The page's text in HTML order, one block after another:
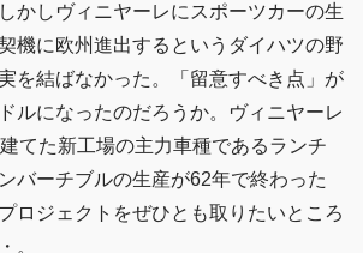
かしヴィニヤーレにスポーツカーの生
機に欧州進出するというダイハツの野
を結ばなかった。「留意すべき点」が
ルになったのだろうか。ヴィニヤーレ
てた新工場の主力車種であるランチ
バーチブルの生産が62年で終わった
ロジェクトをぜひとも取りたいところ
。